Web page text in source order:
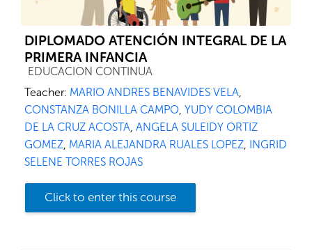
DIPLOMADO ATENCIÓN INTEGRAL DE LA
PRIMERA INFANCIA
Course category
EDUCACION CONTINUA
Teacher: MARIO ANDRES BENAVIDES VELA
CONSTANZA BONILLA CAMPO YUDY COLOMBIA
DE LA CRUZ ACOSTA ANGELA SULEIDY ORTIZ
GOMEZ MARIA ALEJANDRA RUALES LOPEZ INGRID
SELENE TORRES ROJAS
Click to enter this course